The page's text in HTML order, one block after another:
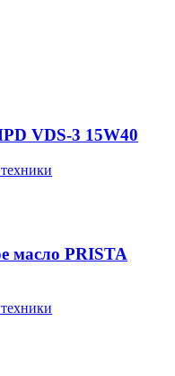
VDS-3 15W40
масло PRISTA